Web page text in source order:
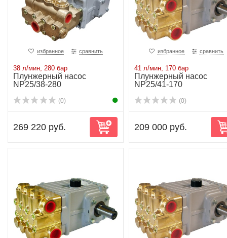
избранное сравнить
38 л/мин, 280 бар
Плунжерный насос
NP25/38-280
(0)
269 220 руб.
избранное сравнить
41 л/мин, 170 бар
Плунжерный насос
NP25/41-170
(0)
209 000 руб.